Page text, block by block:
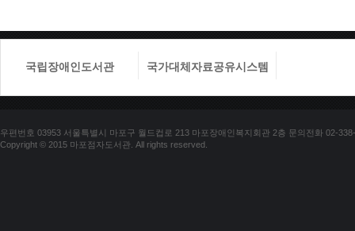
국립장애인도서관 국가대체자료공유시스템
우편번호 03953 서울특별시 마포구 월드컵로 213 마포장애인복지회관 2층 문의전화 02-
Copyright © 2015 마포점자도서관. All rights reserved.